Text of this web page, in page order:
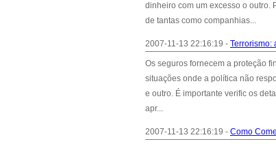
dinheiro com um excesso o outro.
de tantas como companhias...
2007-11-13 22:16:19 - Terrorismo:
Os seguros fornecem a proteção
situações onde a política não
e outro. É importante verific os
apr...
2007-11-13 22:16:19 - Como